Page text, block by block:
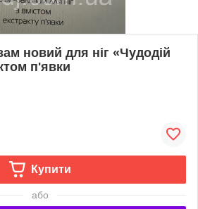
новий для ніг «Чудодій
п'явки
Купити
або